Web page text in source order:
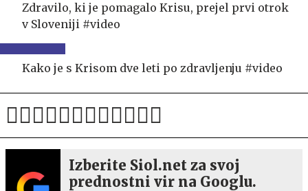
Zdravilo, ki je pomagalo Krisu, prejel prvi otrok
v Sloveniji #video
Kako je s Krisom dve leti po zdravljenju #video
Izberite Siol.net za svoj
prednostni vir na Googlu.